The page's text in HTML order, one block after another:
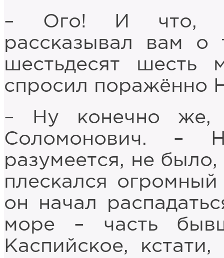
– Ого! И что,
рассказывал вам
шестьдесят шесть
спросил поражённо
– Ну конечно же,
Соломонович. –
разумеется, не
плескался
он начал
море – часть
Каспийское,